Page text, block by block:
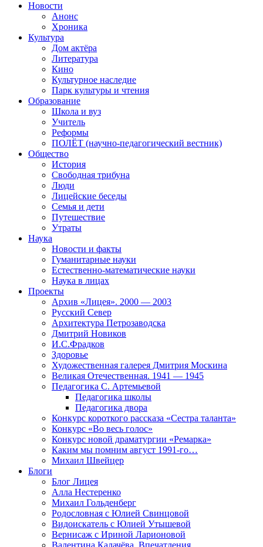
Новости
Анонс
Хроника
Культура
Дом актёра
Литература
Кино
Культурное наследие
Парк культуры и чтения
Образование
Школа и вуз
Учитель
Реформы
ПОЛЁТ (научно-педагогический вестник)
Общество
История
Свободная трибуна
Люди
Лицейские беседы
Семья и дети
Путешествие
Утраты
Наука
Новости и факты
Гуманитарные науки
Естественно-математические науки
Наука в лицах
Проекты
Архив «Лицея». 2000 — 2003
Русский Север
Архитектура Петрозаводска
Дмитрий Новиков
И.С.Фрадков
Здоровье
Художественная галерея Дмитрия Москина
Великая Отечественная. 1941 — 1945
Педагогика С. Артемьевой
Педагогика школы
Педагогика двора
Конкурс короткого рассказа «Сестра таланта»
Конкурс «Во весь голос»
Конкурс новой драматургии «Ремарка»
Каким мы помним август 1991-го…
Михаил Швейцер
Блоги
Блог Лицея
Алла Нестеренко
Михаил Гольденберг
Родословная с Юлией Свинцовой
Видоискатель с Юлией Утышевой
Вернисаж с Ириной Ларионовой